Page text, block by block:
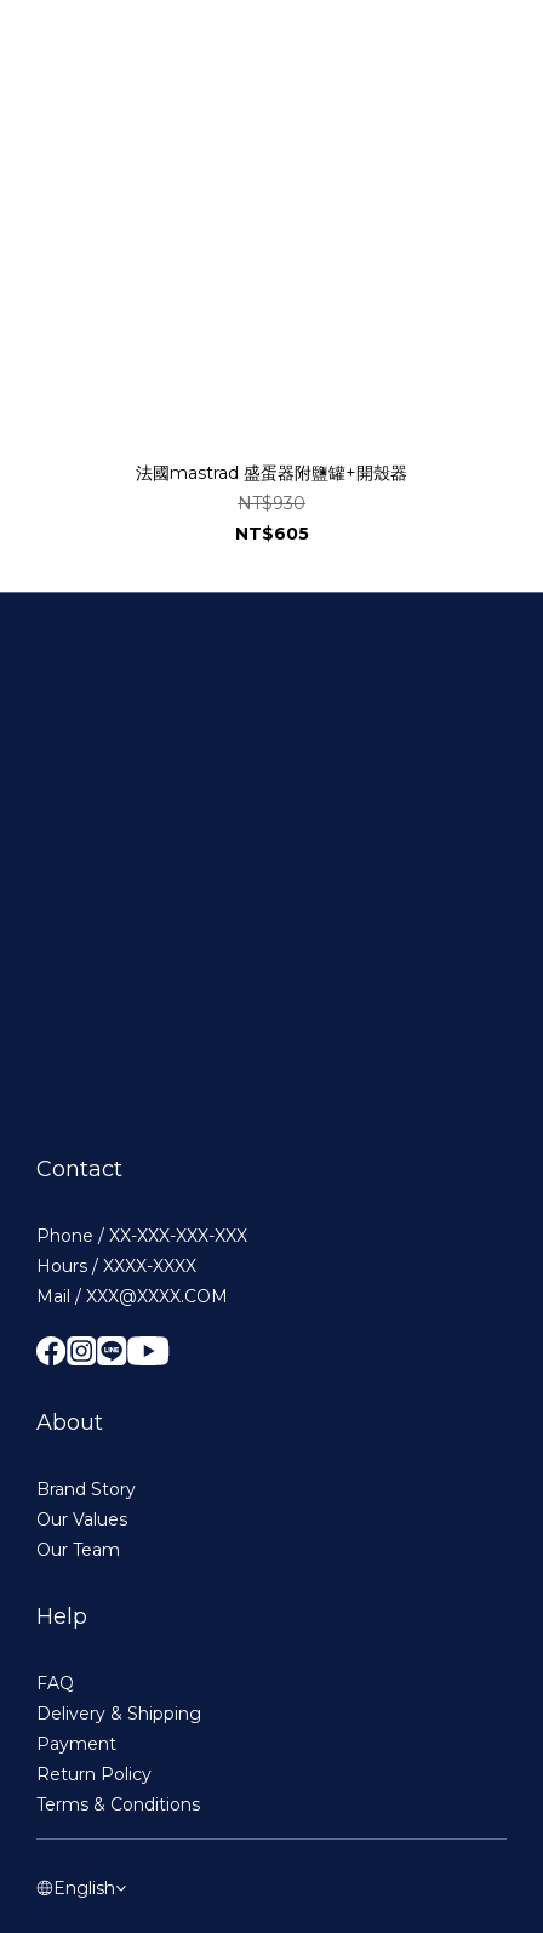
法國mastrad 盛蛋器附鹽罐+開殼器
NT$930
NT$605
Contact
Phone / XX-XXX-XXX-XXX
Hours / XXXX-XXXX
Mail / XXX@XXXX.COM
About
Brand Story
Our Values
Our Team
Help
FAQ
Delivery & Shipping
Payment
Return Policy
Terms & Conditions
English